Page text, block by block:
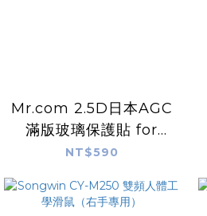
Mr.com 2.5D日本AGC
滿版玻璃保護貼 for
iPhone 18
NT$590